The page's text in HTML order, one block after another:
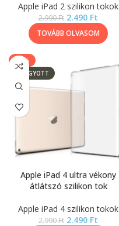
Apple iPad 2 szilikon tokok
2.990Ft 2.490 Ft
TOVÁBB OLVASOM
-17%
ELFOGYOTT
Apple iPad 4 ultra vékony
átlátszó szilikon tok
Apple iPad 4 szilikon tokok
2.990Ft 2.490 Ft